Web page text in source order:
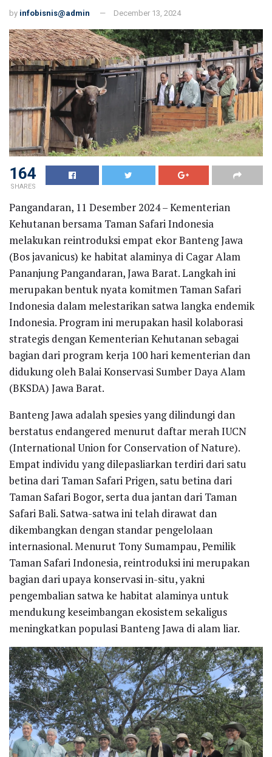
by infobisnis@admin December 13, 2024
164
SHARES
Pangandaran, 11 Desember 2024 – Kementerian
Kehutanan bersama Taman Safari Indonesia
melakukan reintroduksi empat ekor Banteng Jawa
(Bos javanicus) ke habitat alaminya di Cagar Alam
Pananjung Pangandaran, Jawa Barat. Langkah ini
merupakan bentuk nyata komitmen Taman Safari
Indonesia dalam melestarikan satwa langka endemik
Indonesia. Program ini merupakan hasil kolaborasi
strategis dengan Kementerian Kehutanan sebagai
bagian dari program kerja 100 hari kementerian dan
didukung oleh Balai Konservasi Sumber Daya Alam
(BKSDA) Jawa Barat.
Banteng Jawa adalah spesies yang dilindungi dan
berstatus endangered menurut daftar merah IUCN
(International Union for Conservation of Nature).
Empat individu yang dilepasliarkan terdiri dari satu
betina dari Taman Safari Prigen, satu betina dari
Taman Safari Bogor, serta dua jantan dari Taman
Safari Bali. Satwa-satwa ini telah dirawat dan
dikembangkan dengan standar pengelolaan
internasional. Menurut Tony Sumampau, Pemilik
Taman Safari Indonesia, reintroduksi ini merupakan
bagian dari upaya konservasi in-situ, yakni
pengembalian satwa ke habitat alaminya untuk
mendukung keseimbangan ekosistem sekaligus
meningkatkan populasi Banteng Jawa di alam liar.